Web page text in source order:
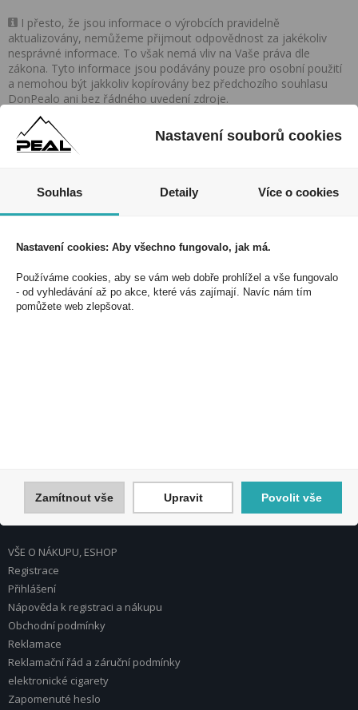
I přesto, že jsou informace o výrobcích pravidelně
aktualizovány, nemůžeme přijmout odpovědnost za jakékoliv
nesprávné informace. To však nemá vliv na Vaše práva dle
zákona. Tyto informace jsou podávány pouze pro osobní použití
a nemohou být jakkoliv kopírovány bez předchozího souhlasu
DonPealo ani bez řádného uvedení zdroje.
Jednoduše se přihlaste k odběru novinek a využijte
Tel.: 272 774 153
E-mail: info@peal.cz
VŠE O NÁKUPU, ESHOP
Registrace
Přihlášení
Nápověda k registraci a nákupu
Obchodní podmínky
Reklamace
Reklamační řád a záruční podmínky
elektronické cigarety
Zapomenuté heslo
Nastavení souborů cookies
Souhlas Detaily Více o cookies
Nastavení cookies: Aby všechno fungovalo, jak má.
Používáme cookies, aby se vám web dobře prohlížel a vše fungovalo
- od vyhledávání až po akce, které vás zajímají. Navíc nám tím
pomůžete web zlepšovat.
Zamítnout vše Upravit Povolit vše